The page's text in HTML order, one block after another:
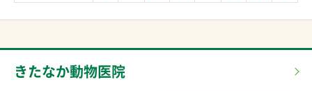
きたなか動物医院